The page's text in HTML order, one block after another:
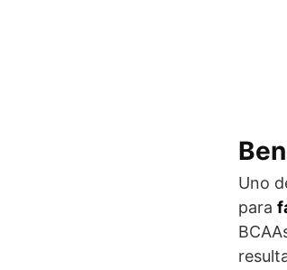
Uno
para